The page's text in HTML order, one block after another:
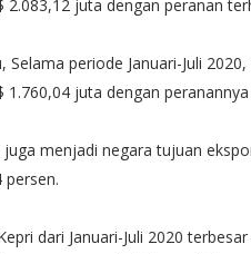
2.083,12 juta dengan peranan
Selama periode Januari-Juli
1.760,04 juta dengan
menjadi negara tujuan
persen.
dari Januari-Juli 2020